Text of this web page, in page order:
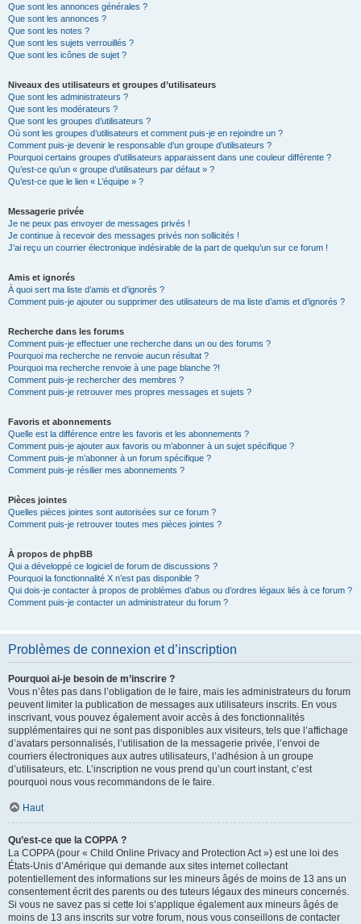
Que sont les annonces générales ?
Que sont les annonces ?
Que sont les notes ?
Que sont les sujets verrouillés ?
Que sont les icônes de sujet ?
Niveaux des utilisateurs et groupes d’utilisateurs
Que sont les administrateurs ?
Que sont les modérateurs ?
Que sont les groupes d’utilisateurs ?
Où sont les groupes d’utilisateurs et comment puis-je en rejoindre un ?
Comment puis-je devenir le responsable d’un groupe d’utilisateurs ?
Pourquoi certains groupes d’utilisateurs apparaissent dans une couleur différente ?
Qu’est-ce qu’un « groupe d’utilisateurs par défaut » ?
Qu’est-ce que le lien « L’équipe » ?
Messagerie privée
Je ne peux pas envoyer de messages privés !
Je continue à recevoir des messages privés non sollicités !
J’ai reçu un courrier électronique indésirable de la part de quelqu’un sur ce forum !
Amis et ignorés
À quoi sert ma liste d’amis et d’ignorés ?
Comment puis-je ajouter ou supprimer des utilisateurs de ma liste d’amis et d’ignorés ?
Recherche dans les forums
Comment puis-je effectuer une recherche dans un ou des forums ?
Pourquoi ma recherche ne renvoie aucun résultat ?
Pourquoi ma recherche renvoie à une page blanche ?!
Comment puis-je rechercher des membres ?
Comment puis-je retrouver mes propres messages et sujets ?
Favoris et abonnements
Quelle est la différence entre les favoris et les abonnements ?
Comment puis-je ajouter aux favoris ou m’abonner à un sujet spécifique ?
Comment puis-je m’abonner à un forum spécifique ?
Comment puis-je résilier mes abonnements ?
Pièces jointes
Quelles pièces jointes sont autorisées sur ce forum ?
Comment puis-je retrouver toutes mes pièces jointes ?
À propos de phpBB
Qui a développé ce logiciel de forum de discussions ?
Pourquoi la fonctionnalité X n’est pas disponible ?
Qui dois-je contacter à propos de problèmes d’abus ou d’ordres légaux liés à ce forum ?
Comment puis-je contacter un administrateur du forum ?
Problèmes de connexion et d’inscription
Pourquoi ai-je besoin de m’inscrire ?
Vous n’êtes pas dans l’obligation de le faire, mais les administrateurs du forum
peuvent limiter la publication de messages aux utilisateurs inscrits. En vous
inscrivant, vous pouvez également avoir accès à des fonctionnalités
supplémentaires qui ne sont pas disponibles aux visiteurs, tels que l’affichage
d’avatars personnalisés, l’utilisation de la messagerie privée, l’envoi de
courriers électroniques aux autres utilisateurs, l’adhésion à un groupe
d’utilisateurs, etc. L’inscription ne vous prend qu’un court instant, c’est
pourquoi nous vous recommandons de le faire.
Haut
Qu’est-ce que la COPPA ?
La COPPA (pour « Child Online Privacy and Protection Act ») est une loi des
États-Unis d’Amérique qui demande aux sites internet collectant
potentiellement des informations sur les mineurs âgés de moins de 13 ans un
consentement écrit des parents ou des tuteurs légaux des mineurs concernés.
Si vous ne savez pas si cette loi s’applique également aux mineurs âgés de
moins de 13 ans inscrits sur votre forum, nous vous conseillons de contacter